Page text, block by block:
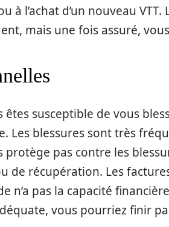
l’achat d’un nouveau VTT.
mais une fois assuré,
êtes susceptible de vous
Les blessures sont très
protège pas contre les
de récupération. Les
n’a pas la capacité
vous pourriez finir